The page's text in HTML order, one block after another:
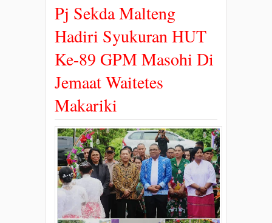
Pj Sekda Malteng
Hadiri Syukuran HUT
Ke-89 GPM Masohi Di
Jemaat Waitetes
Makariki